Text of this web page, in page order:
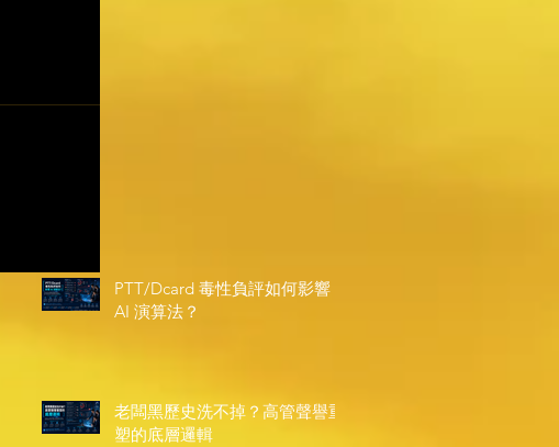
PTT/Dcard 毒性負評如何影響
AI 演算法？
老闆黑歷史洗不掉？高管聲譽重
塑的底層邏輯